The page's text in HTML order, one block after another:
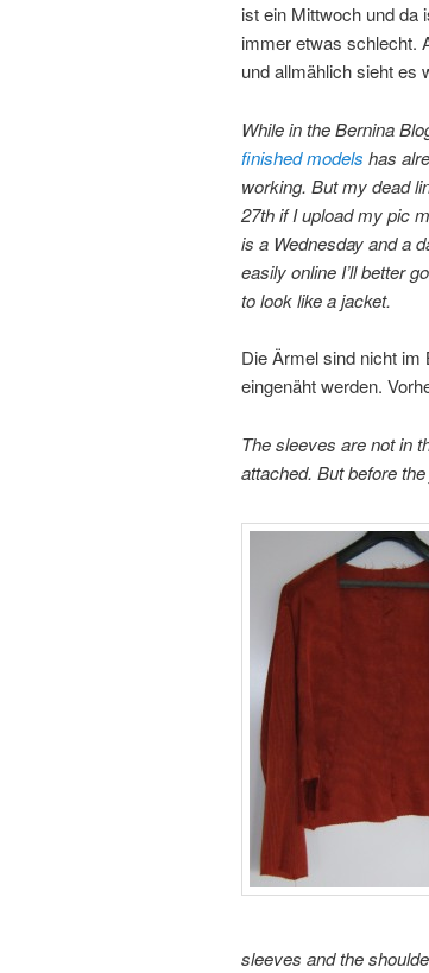
ist ein Mittwoch und da
immer etwas schlecht.
und allmählich sieht es
While in the Bernina
finished models has
working. But my dead
27th if I upload my pic
is a Wednesday and a
easily online I’ll better
to look like a jacket.
Die Ärmel sind nicht im
eingenäht werden.
The sleeves are not in
attached. But before
sleeves and the